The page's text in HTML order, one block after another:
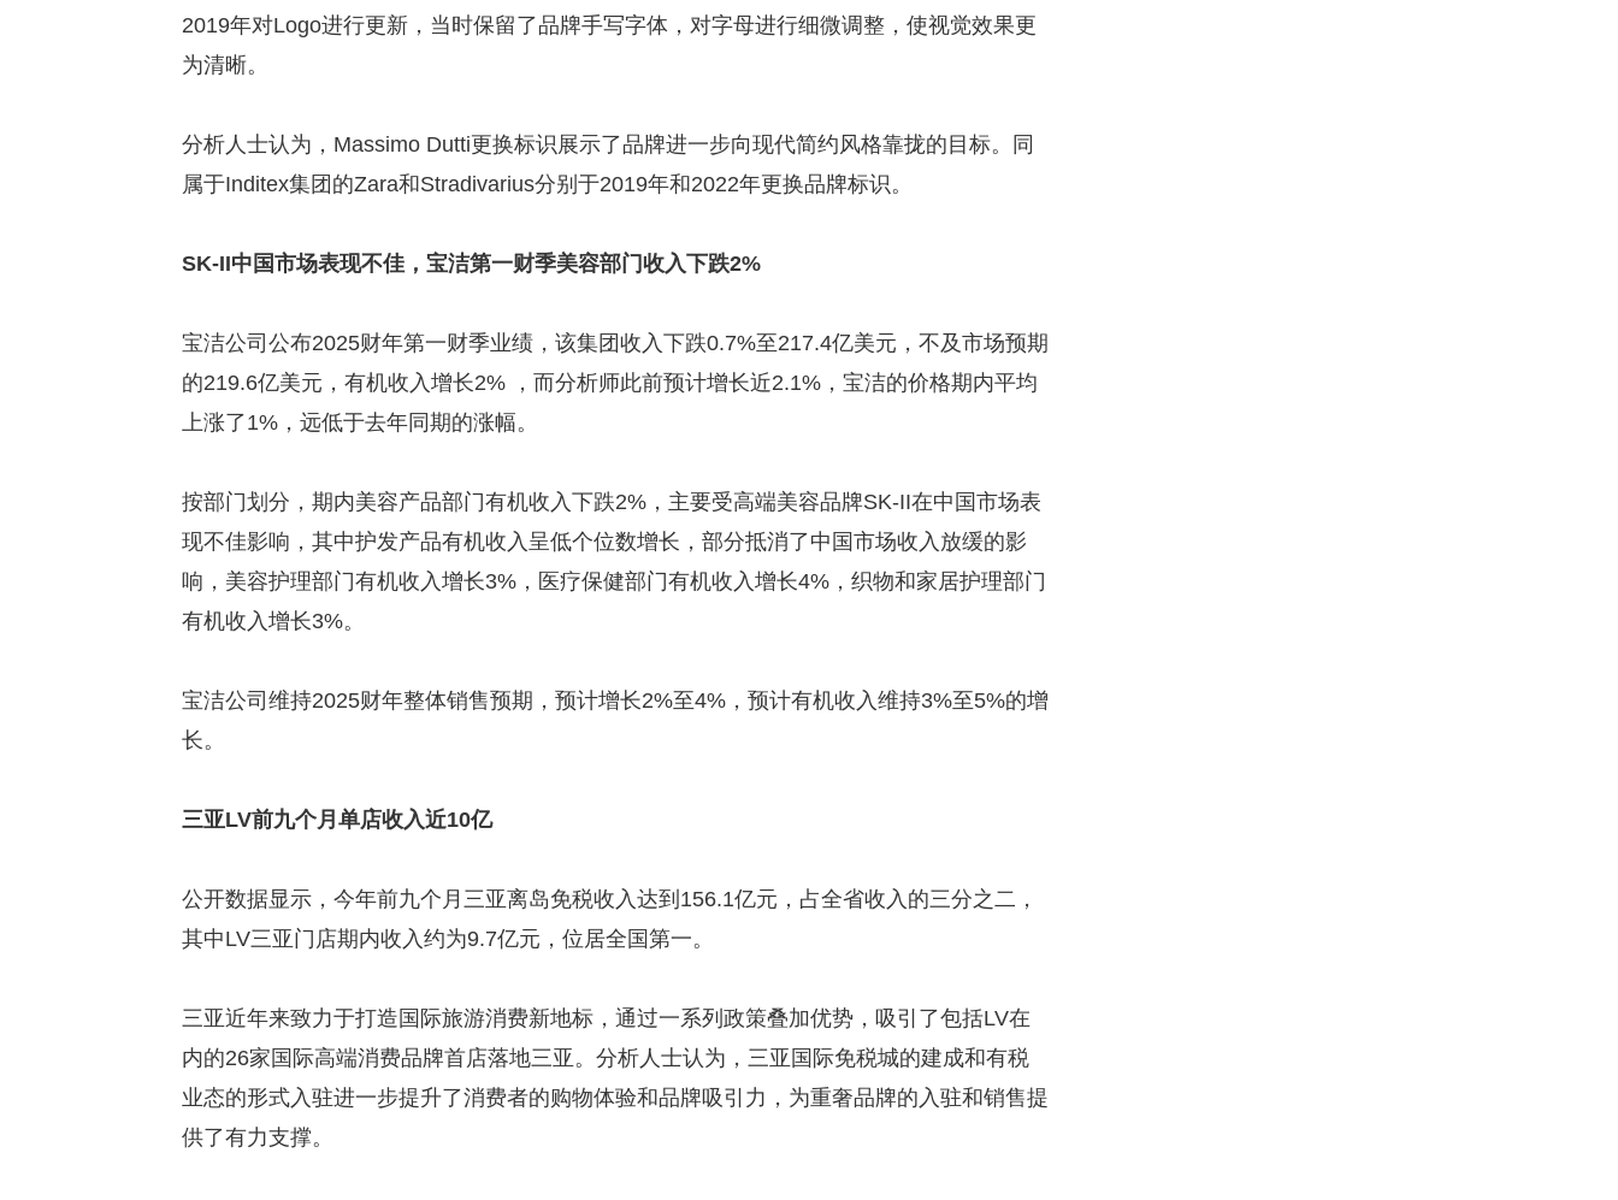
2019年对Logo进行更新，当时保留了品牌手写字体，对字母进行细微调整，使视觉效果更
为清晰。
分析人士认为，Massimo Dutti更换标识展示了品牌进一步向现代简约风格靠拢的目标。同
属于Inditex集团的Zara和Stradivarius分别于2019年和2022年更换品牌标识。
SK-II中国市场表现不佳，宝洁第一财季美容部门收入下跌2%
宝洁公司公布2025财年第一财季业绩，该集团收入下跌0.7%至217.4亿美元，不及市场预期
的219.6亿美元，有机收入增长2% ，而分析师此前预计增长近2.1%，宝洁的价格期内平均
上涨了1%，远低于去年同期的涨幅。
按部门划分，期内美容产品部门有机收入下跌2%，主要受高端美容品牌SK-II在中国市场表
现不佳影响，其中护发产品有机收入呈低个位数增长，部分抵消了中国市场收入放缓的影
响，美容护理部门有机收入增长3%，医疗保健部门有机收入增长4%，织物和家居护理部门
有机收入增长3%。
宝洁公司维持2025财年整体销售预期，预计增长2%至4%，预计有机收入维持3%至5%的增
长。
三亚LV前九个月单店收入近10亿
公开数据显示，今年前九个月三亚离岛免税收入达到156.1亿元，占全省收入的三分之二，
其中LV三亚门店期内收入约为9.7亿元，位居全国第一。
三亚近年来致力于打造国际旅游消费新地标，通过一系列政策叠加优势，吸引了包括LV在
内的26家国际高端消费品牌首店落地三亚。分析人士认为，三亚国际免税城的建成和有税
业态的形式入驻进一步提升了消费者的购物体验和品牌吸引力，为重奢品牌的入驻和销售提
供了有力支撑。